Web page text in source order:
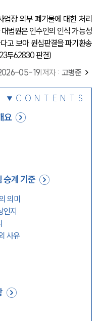
장 외부 폐기물에 대한 처리
법원은 인수인의 인식 가능성
고 보아 원심판결을 파기환송
두62830 판결)
05-19 저자 : 고병준
CONTENTS
요
승계 기준
의미
지
사유